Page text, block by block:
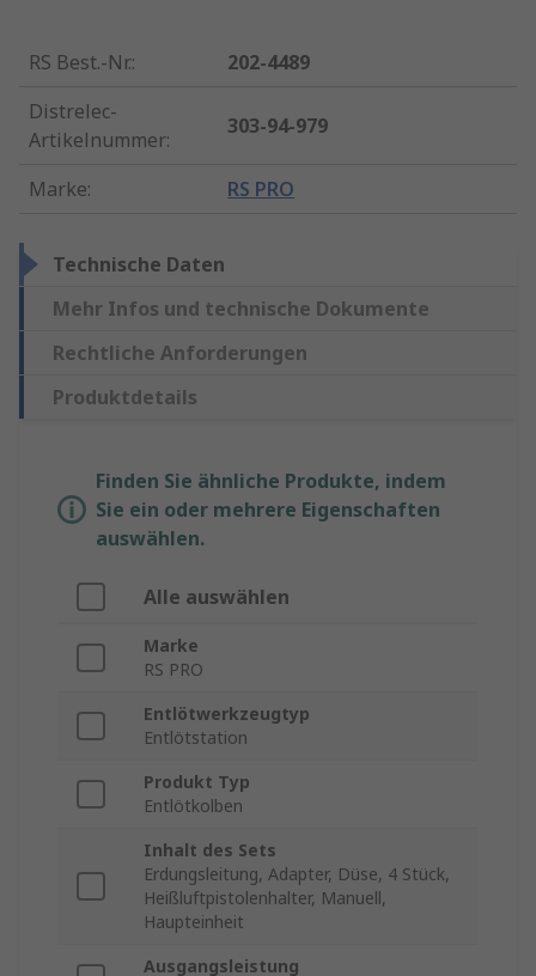
RS Best.-Nr.:
202-4489
Distrelec-
Artikelnummer:
303-94-979
Marke: RS PRO
Technische Daten
Mehr Infos und technische Dokumente
Rechtliche Anforderungen
Produktdetails
Finden Sie ähnliche Produkte, indem
Sie ein oder mehrere Eigenschaften
auswählen.
Alle auswählen
Marke
RS PRO
Entlötwerkzeugtyp
Entlötstation
Produkt Typ
Entlötkolben
Inhalt des Sets
Erdungsleitung, Adapter, Düse, 4 Stück,
Heißluftpistolenhalter, Manuell,
Haupteinheit
Ausgangsleistung